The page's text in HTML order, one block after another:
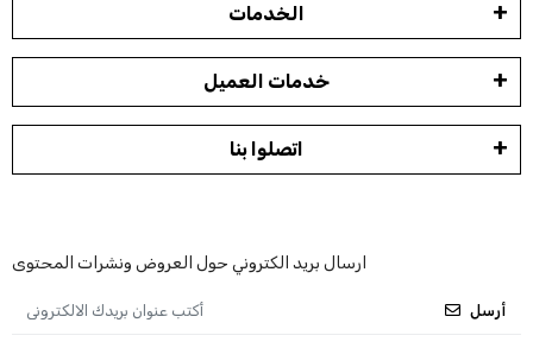
الخدمات
خدمات العميل
اتصلوا بنا
ارسال بريد الكتروني حول العروض ونشرات المحتوى
أرسل